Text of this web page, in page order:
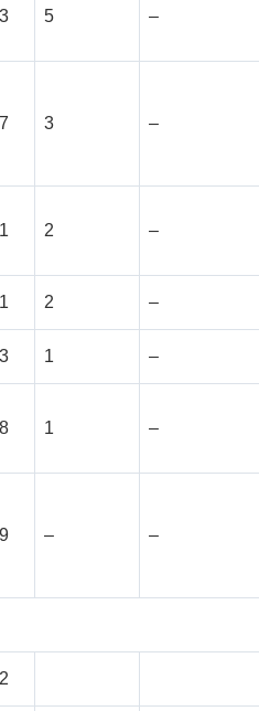
5 –
3 –
2 –
2 –
1 –
1 –
– –